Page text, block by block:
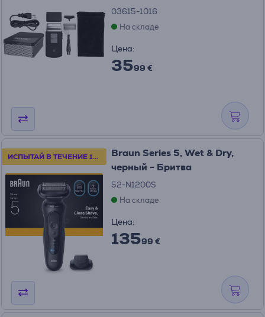
03615-1016
На складе
Цена:
3599 €
ИСПЫТАЙ В ТЕЧЕНИЕ 100 ДНЕЙ
Braun Series 5, Wet & Dry,
черный - Бритва
52-N1200S
На складе
Цена:
13599 €